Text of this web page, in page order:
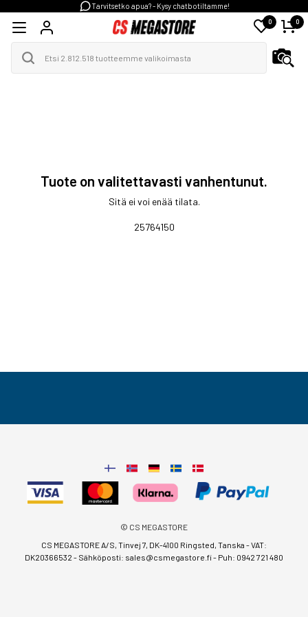
Tarvitsetko apua? - Kysy chatbotiltamme!
0 0
Tuote on valitettavasti vanhentunut.
Sitä ei voi enää tilata.
25764150
© CS MEGASTORE
CS MEGASTORE A/S, Tinvej 7, DK-4100 Ringsted, Tanska - VAT:
DK20366532 - Sähköposti: sales@csmegastore.fi- Puh: 0942 721 480